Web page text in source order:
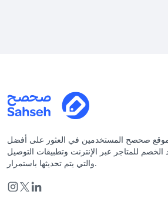
صحصح المستخدمين في العثور على أفضل
الخصم للمتاجر عبر الإنترنت وتطبيقات التوصيل
والتي يتم تحديثها باستمرار.